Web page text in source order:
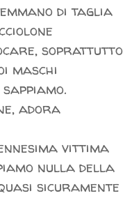
di taglia
soprattutto
maschi
adora
vittima
nulla della
sicuramente